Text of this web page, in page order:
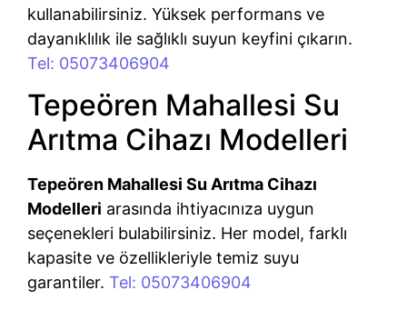
kullanabilirsiniz. Yüksek performans ve
dayanıklılık ile sağlıklı suyun keyfini çıkarın.
Tel: 05073406904
Tepeören Mahallesi Su
Arıtma Cihazı Modelleri
Tepeören Mahallesi Su Arıtma Cihazı
Modelleri arasında ihtiyacınıza uygun
seçenekleri bulabilirsiniz. Her model, farklı
kapasite ve özellikleriyle temiz suyu
garantiler. Tel: 05073406904